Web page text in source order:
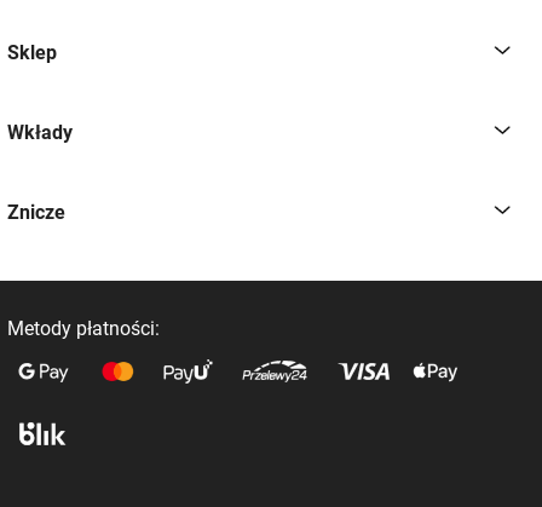
Sklep
Wkłady
Znicze
Metody płatności: